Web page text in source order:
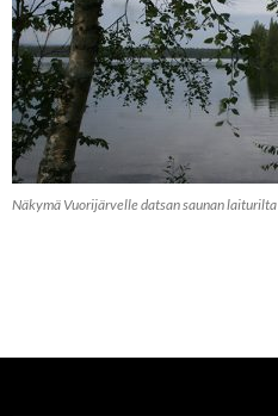
Näkymä Vuorijärvelle datsan saunan laiturilta